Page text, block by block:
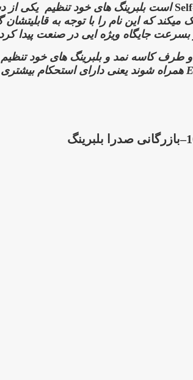
یکی از
که این نام را با توجه به قابلیتشان
جایگاه ویژه ایی در صنعت پیدا
طرف کاسه نمد و بلبرینگ های خود
E همراه شوند یعنی دارای استحکام